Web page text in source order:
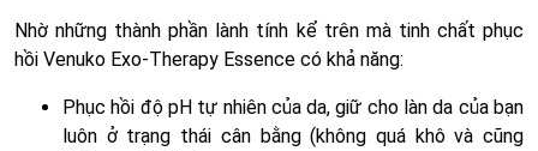
Nhờ những thành phần lành tính kể trên mà tinh chất phục
hồi Venuko Exo-Therapy Essence có khả năng:
Phục hồi độ pH tự nhiên của da, giữ cho làn da của bạn
luôn ở trạng thái cân bằng (không quá khô và cũng